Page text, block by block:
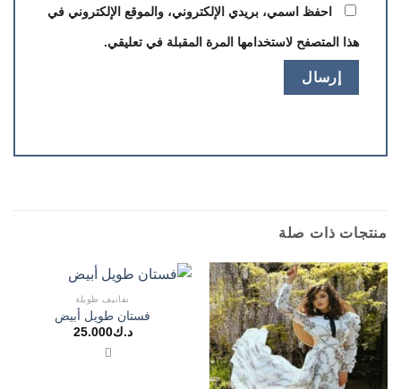
احفظ اسمي، بريدي الإلكتروني، والموقع الإلكتروني في
هذا المتصفح لاستخدامها المرة المقبلة في تعليقي.
منتجات ذات صلة
نفانيف طويلة
فستان طويل أبيض
د.ك25.000